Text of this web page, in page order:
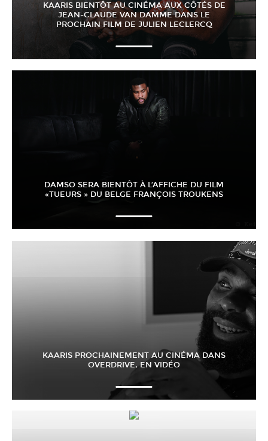
KAARIS BIENTÔT AU CINÉMA AUX CÔTÉS DE
JEAN-CLAUDE VAN DAMME DANS LE
PROCHAIN FILM DE JULIEN LECLERCQ
DAMSO SERA BIENTÔT À L’AFFICHE DU FILM
«TUEURS » DU BELGE FRANÇOIS TROUKENS
KAARIS PROCHAINEMENT AU CINÉMA DANS
OVERDRIVE, EN VIDÉO